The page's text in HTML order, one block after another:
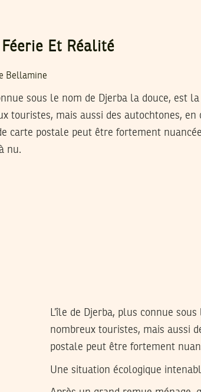
Et Réalité
Bellamine
sous le nom de Djerba la douce, est
touristes, mais aussi des autochtones, en
carte postale peut être fortement
nu.
L’île de Djerba, plus connue
nombreux touristes, mais aussi
postale peut être fortement
Une situation écologique